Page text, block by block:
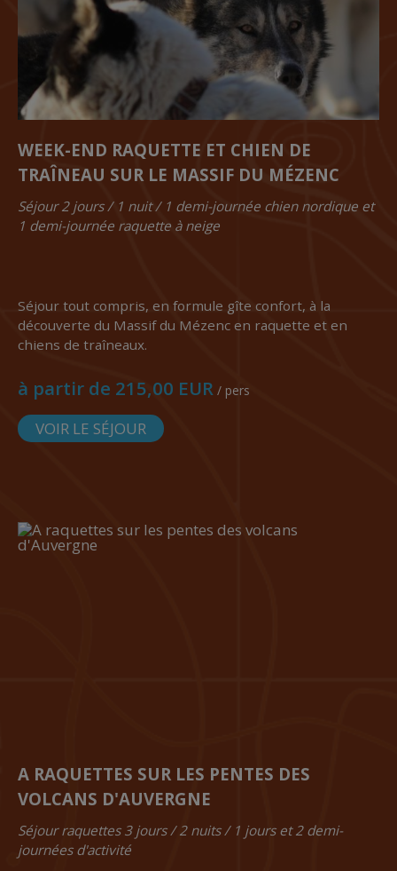
WEEK-END RAQUETTE ET CHIEN DE
TRAÎNEAU SUR LE MASSIF DU MÉZENC
Séjour 2 jours / 1 nuit / 1 demi-journée chien nordique et
1 demi-journée raquette à neige
Séjour tout compris, en formule gîte confort, à la
découverte du Massif du Mézenc en raquette et en
chiens de traîneaux.
à partir de 215,00 EUR / pers
VOIR LE SÉJOUR
A RAQUETTES SUR LES PENTES DES
VOLCANS D'AUVERGNE
Séjour raquettes 3 jours / 2 nuits / 1 jours et 2 demi-
journées d'activité